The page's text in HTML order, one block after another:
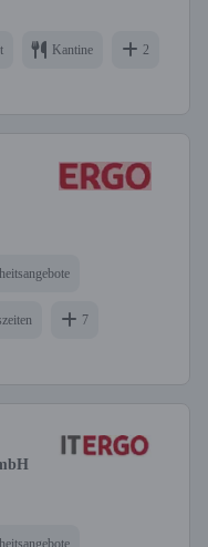
Kantine 2
7